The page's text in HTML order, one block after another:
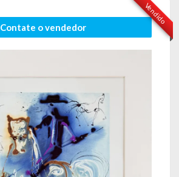
Vendido
Contate o vendedor